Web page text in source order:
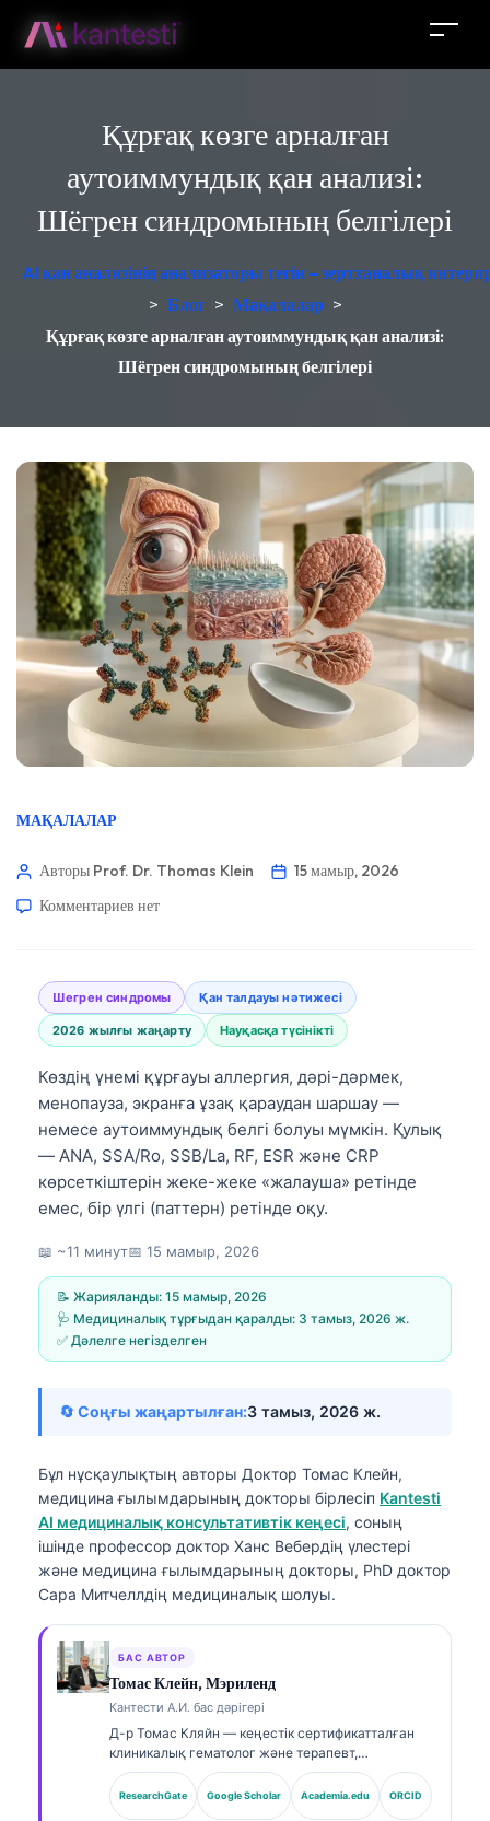
Құрғақ көзге арналған
аутоиммундық қан анализі:
Шёгрен синдромының белгілері
AI қан анализінің анализаторы тегін – зертханалық
> Блог > Мақалалар >
Құрғақ көзге арналған аутоиммундық қан анализі:
Шёгрен синдромының белгілері
МАҚАЛАЛАР
Авторы Prof. Dr. Thomas Klein
15 мамыр, 2026
Комментариев нет
Шегрен синдромы Қан талдауы нәтижесі
2026 жылғы жаңарту Науқасқа түсінікті
Көздің үнемі құрғауы аллергия, дәрі-дәрмек,
менопауза, экранға ұзақ қараудан шаршау —
немесе аутоиммундық белгі болуы мүмкін. Қулық
— ANA, SSA/Ro, SSB/La, RF, ESR және CRP
көрсеткіштерін жеке-жеке «жалауша» ретінде
емес, бір үлгі (паттерн) ретінде оқу.
📖 ~11 минут📅 15 мамыр, 2026
📝 Жарияланды: 15 мамыр, 2026
🩺 Медициналық тұрғыдан қаралды: 3 тамыз, 2026 ж.
✅ Дәлелге негізделген
🔄 Соңғы жаңартылған:3 тамыз, 2026 ж.
Бұл нұсқаулықтың авторы Доктор Томас Клейн,
медицина ғылымдарының докторы бірлесіп Kantesti
AI медициналық консультативтік кеңесі, соның
ішінде профессор доктор Ханс Вебердің үлестері
және медицина ғылымдарының докторы, PhD доктор
Сара Митчеллдің медициналық шолуы.
БАС АВТОР
Томас Клейн, Мэриленд
Кантести А.И. бас дәрігері
Д-р Томас Кляйн — кеңестік сертификатталған
клиникалық гематолог және терапевт,
зертханалық медицина саласында және ЖИ-мен
(AI) сүйемелденген клиникалық талдауда 15
жылдан астам тәжірибесі бар. Kantesti AI
ResearchGate Google Scholar Academia.edu ORCID